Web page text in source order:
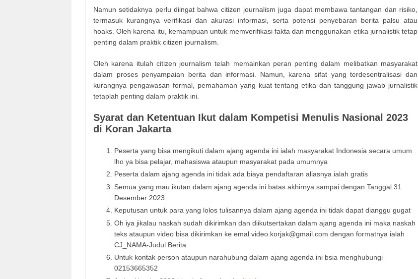
Namun setidaknya perlu diingat bahwa citizen journalism juga dapat membawa tantangan dan risiko,
termasuk kurangnya verifikasi dan akurasi informasi, serta potensi penyebaran berita palsu atau
hoaks. Oleh karena itu, kemampuan untuk memverifikasi fakta dan menggunakan etika jurnalistik tetap
penting dalam praktik citizen journalism.
Oleh karena itulah citizen journalism telah memainkan peran penting dalam melibatkan masyarakat
dalam proses penyampaian berita dan informasi. Namun, karena sifat yang terdesentralisasi dan
kurangnya pengawasan formal, pemahaman yang kuat tentang etika dan tanggung jawab jurnalistik
tetaplah penting dalam praktik ini.
Syarat dan Ketentuan Ikut dalam Kompetisi Menulis Nasional 2023
di Koran Jakarta
Peserta yang bisa mengikuti dalam ajang agenda ini ialah masyarakat Indonesia secara umum
lho ya bisa pelajar, mahasiswa ataupun masyarakat pada umumnya
Peserta dalam ajang agenda ini tidak ada biaya pendaftaran aliasnya ialah gratis
Semua yang mau ikutan dalam ajang agenda ini batas akhirnya sampai dengan Tanggal 31
Desember 2023
Keputusan untuk para yang lolos tulisannya dalam ajang agenda ini tidak dapat dianggu gugat
Oh iya jikalau naskah sudah dikirimkan dan diikutsertakan dalam ajang agenda ini maka naskah
teks ataupun video bisa dikirimkan ke emal video.korjak@gmail.com dengan formatnya ialah
CJ_NAMA-Judul Berita
Untuk kontak person ataupun narahubung dalam ajang agenda ini bsia menghubungi
02153665352